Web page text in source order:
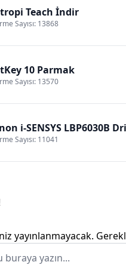
Teach İndir
Sayısı: 13868
10 Parmak
Sayısı: 13570
i-SENSYS LBP6030B
Sayısı: 11041
yayınlanmayacak.